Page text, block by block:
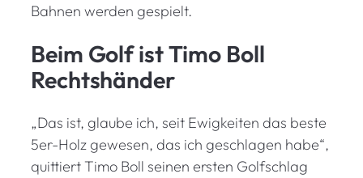
Bahnen werden gespielt.
Beim Golf ist Timo Boll
Rechtshänder
„Das ist, glaube ich, seit Ewigkeiten das beste
5er-Holz gewesen, das ich geschlagen habe“,
quittiert Timo Boll seinen ersten Golfschlag